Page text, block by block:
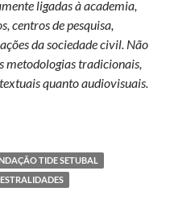
ligadas à academia,
centros de pesquisa,
da sociedade civil. Não
metodologias tradicionais,
quanto audiovisuais.
pesquisa em ciência e
TIDE SETUBAL